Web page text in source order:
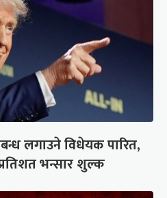
लगाउने विधेयक पारित,
भन्सार शुल्क